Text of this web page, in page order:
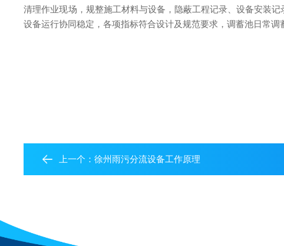
清理作业现场，规整施工材料与设备，隐蔽工程记录、设备安装
设备运行协同稳定，各项指标符合设计及规范要求，调蓄池日常调
上一个：徐州雨污分流设备工作原理